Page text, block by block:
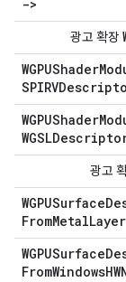
->
광고 확장
WGPUShader
WGPUShader
광고
WGPUSurface
FromMetal
WGPUSurface
FromWindows